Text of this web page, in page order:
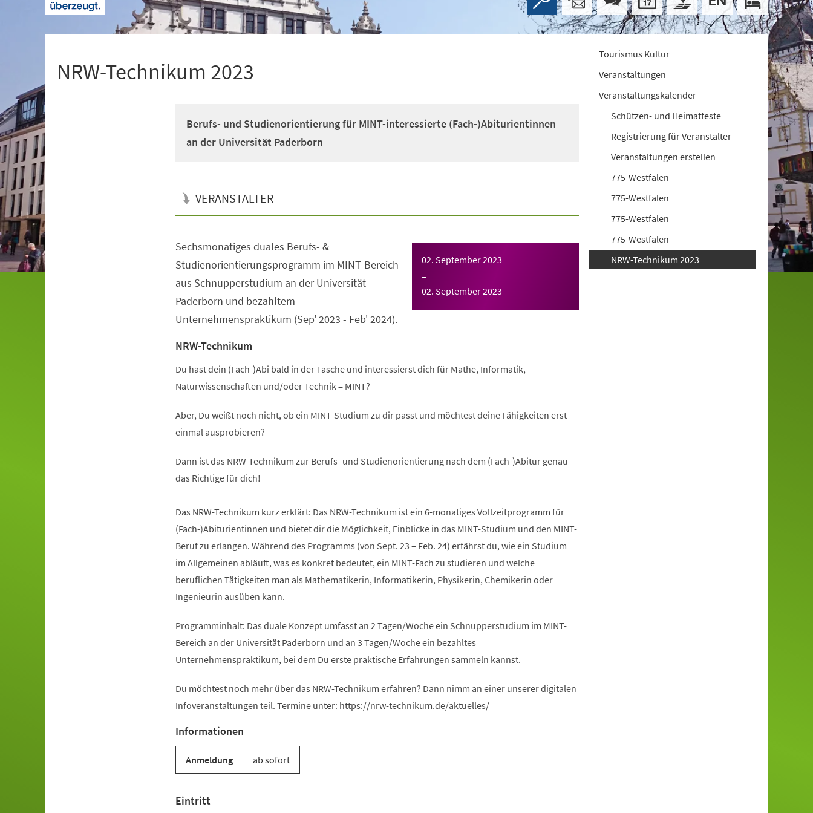
NRW-Technikum 2023
Berufs- und Studienorientierung für MINT-interessierte (Fach-)Abiturientinnen
an der Universität Paderborn
VERANSTALTER
02. September 2023
–
02. September 2023
Sechsmonatiges duales Berufs- &
Studienorientierungsprogramm im MINT-Bereich
aus Schnupperstudium an der Universität
Paderborn und bezahltem
Unternehmenspraktikum (Sep' 2023 - Feb' 2024).
NRW-Technikum
Du hast dein (Fach-)Abi bald in der Tasche und interessierst dich für Mathe, Informatik,
Naturwissenschaften und/oder Technik = MINT?
Aber, Du weißt noch nicht, ob ein MINT-Studium zu dir passt und möchtest deine Fähigkeiten erst
einmal ausprobieren?
Dann ist das NRW-Technikum zur Berufs- und Studienorientierung nach dem (Fach-)Abitur genau
das Richtige für dich!
Das NRW-Technikum kurz erklärt: Das NRW-Technikum ist ein 6-monatiges Vollzeitprogramm für
(Fach-)Abiturientinnen und bietet dir die Möglichkeit, Einblicke in das MINT-Studium und den MINT-
Beruf zu erlangen. Während des Programms (von Sept. 23 – Feb. 24) erfährst du, wie ein Studium
im Allgemeinen abläuft, was es konkret bedeutet, ein MINT-Fach zu studieren und welche
beruflichen Tätigkeiten man als Mathematikerin, Informatikerin, Physikerin, Chemikerin oder
Ingenieurin ausüben kann.
Programminhalt: Das duale Konzept umfasst an 2 Tagen/Woche ein Schnupperstudium im MINT-
Bereich an der Universität Paderborn und an 3 Tagen/Woche ein bezahltes
Unternehmenspraktikum, bei dem Du erste praktische Erfahrungen sammeln kannst.
Du möchtest noch mehr über das NRW-Technikum erfahren? Dann nimm an einer unserer digitalen
Infoveranstaltungen teil. Termine unter: https://nrw-technikum.de/aktuelles/
Informationen
Anmeldung ab sofort
Eintritt
Tourismus Kultur
Veranstaltungen
Veranstaltungskalender
Schützen- und Heimatfeste
Registrierung für Veranstalter
Veranstaltungen erstellen
775-Westfalen
775-Westfalen
775-Westfalen
775-Westfalen
NRW-Technikum 2023